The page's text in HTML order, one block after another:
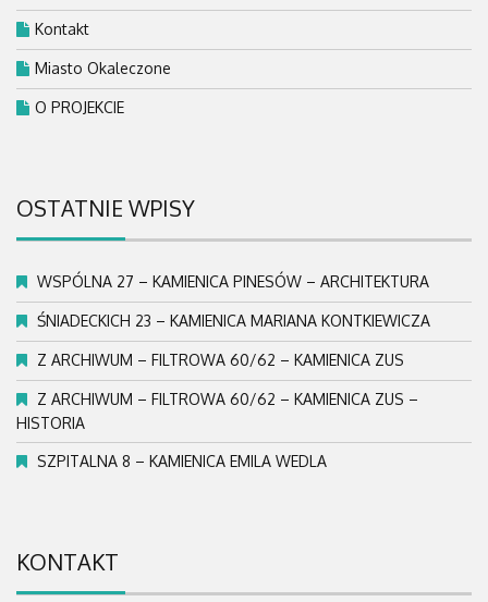
Kontakt
Miasto Okaleczone
O PROJEKCIE
OSTATNIE WPISY
WSPÓLNA 27 – KAMIENICA PINESÓW – ARCHITEKTURA
ŚNIADECKICH 23 – KAMIENICA MARIANA KONTKIEWICZA
Z ARCHIWUM – FILTROWA 60/62 – KAMIENICA ZUS
Z ARCHIWUM – FILTROWA 60/62 – KAMIENICA ZUS –
HISTORIA
SZPITALNA 8 – KAMIENICA EMILA WEDLA
KONTAKT